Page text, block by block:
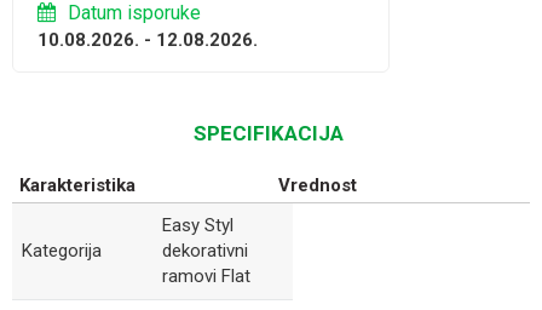
Datum isporuke
10.08.2026. - 12.08.2026.
SPECIFIKACIJA
Karakteristika Vrednost
Kategorija
Easy Styl
dekorativni
ramovi Flat